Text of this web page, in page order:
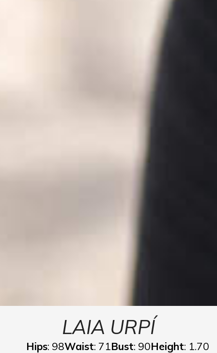
LAIA URPÍ
Height: 1.70
Bust: 90
Waist: 71
Hips: 98